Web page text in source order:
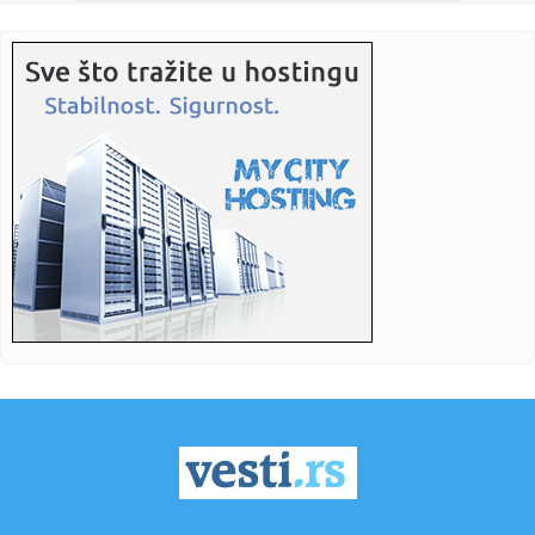
21:45: Jokić čeka Vembanjamu, znaju se i cene karata za
košarkaški s...
21:42:
advokat ...
21:41:Veliki preokret Srbije – Rusija pala posle pet setova
21:41:Srbija sa Hrvatskom u Zagrebu za finale Svetskog
prvenstva!
21:36:NOVI PAZAR BEZ STRAHA NA MARAKANI: Pandurović ističe
– „Cil...
Knežević: "Prva odluka koju ću doneti kao premijer biće